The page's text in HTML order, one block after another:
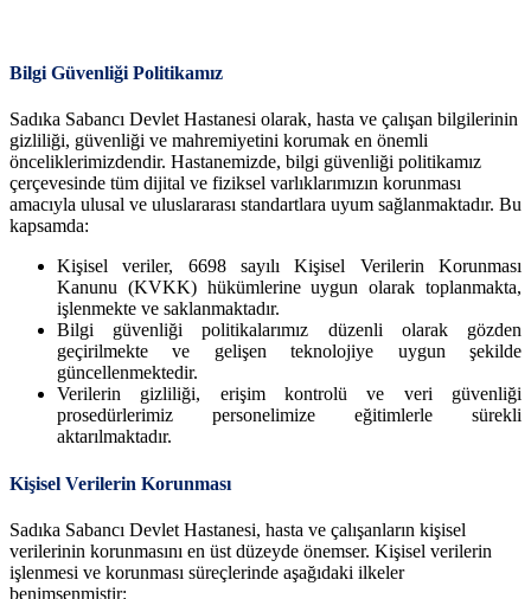
Bilgi Güvenliği Politikamız
Sadıka Sabancı Devlet Hastanesi olarak, hasta ve çalışan bilgilerinin
gizliliği, güvenliği ve mahremiyetini korumak en önemli
önceliklerimizdendir. Hastanemizde, bilgi güvenliği politikamız
çerçevesinde tüm dijital ve fiziksel varlıklarımızın korunması
amacıyla ulusal ve uluslararası standartlara uyum sağlanmaktadır. Bu
kapsamda:
Kişisel veriler, 6698 sayılı Kişisel Verilerin Korunması
Kanunu (KVKK) hükümlerine uygun olarak toplanmakta,
işlenmekte ve saklanmaktadır.
Bilgi güvenliği politikalarımız düzenli olarak gözden
geçirilmekte ve gelişen teknolojiye uygun şekilde
güncellenmektedir.
Verilerin gizliliği, erişim kontrolü ve veri güvenliği
prosedürlerimiz personelimize eğitimlerle sürekli
aktarılmaktadır.
Kişisel Verilerin Korunması
Sadıka Sabancı Devlet Hastanesi, hasta ve çalışanların kişisel
verilerinin korunmasını en üst düzeyde önemser. Kişisel verilerin
işlenmesi ve korunması süreçlerinde aşağıdaki ilkeler
benimsenmiştir: